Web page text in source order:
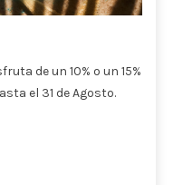
de un 10% o un 15%
el 31 de Agosto.